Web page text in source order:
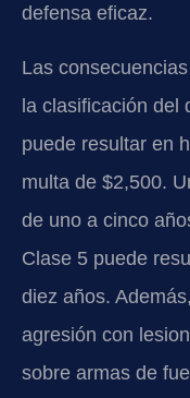
defensa eficaz.
Las
la clasificación del
puede resultar en
multa de $2,500.
de uno a cinco
Clase 5 puede
diez años.
agresión con
sobre armas de